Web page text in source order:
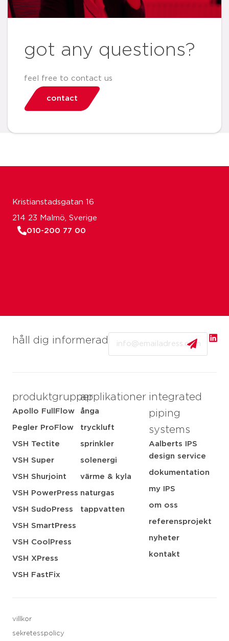
got any questions?
feel free to contact us
contact
håll dig informerad
produktgrupper
Apollo FullFlow
Pegler ProFlow
VSH Tectite
VSH Super
VSH Shurjoint
VSH PowerPress
VSH SudoPress
VSH SmartPress
VSH CoolPress
VSH XPress
VSH FastFix
applikationer
ånga
tryckluft
sprinkler
solenergi
värme & kyla
naturgas
tappvatten
integrated
piping
systems
Aalberts IPS
design service
dokumentation
my IPS
om oss
referensprojekt
nyheter
kontakt
villkor
sekretesspolicy
Kristianstadsgatan 16
214 23 Malmö, Sverige
010-200 77 00